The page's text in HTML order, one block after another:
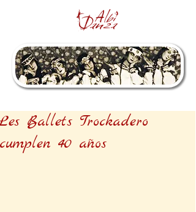
Les Ballets Trockadero
cumplen 40 años